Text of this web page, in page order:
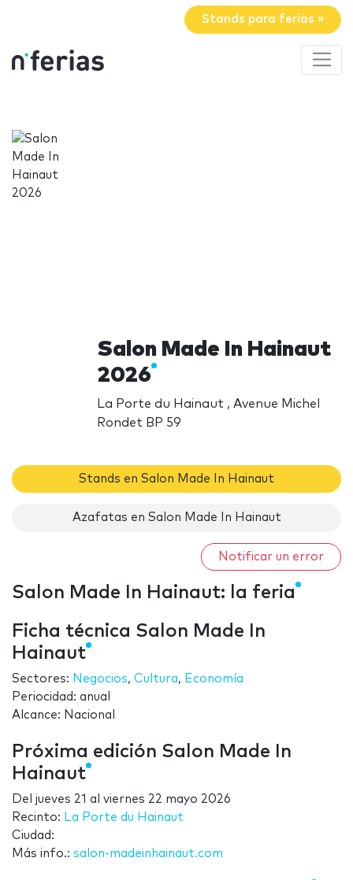
Stands para ferias »
Salon Made In Hainaut
2026
La Porte du Hainaut , Avenue Michel
Rondet BP 59
Stands en Salon Made In Hainaut
Azafatas en Salon Made In Hainaut
Notificar un error
Salon Made In Hainaut: la feria
Ficha técnica Salon Made In
Hainaut
Sectores: Negocios, Cultura, Economía
Periocidad: anual
Alcance: Nacional
Próxima edición Salon Made In
Hainaut
Del jueves 21 al viernes 22 mayo 2026
Recinto: La Porte du Hainaut
Ciudad:
Más info.: salon-madeinhainaut.com